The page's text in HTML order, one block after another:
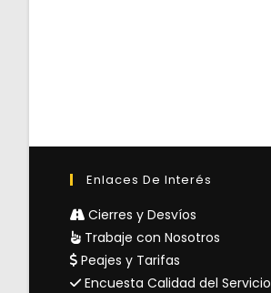
Enlaces De Interés
Cierres y Desvíos
Trabaje con Nosotros
Peajes y Tarifas
Encuesta Calidad del Servicio